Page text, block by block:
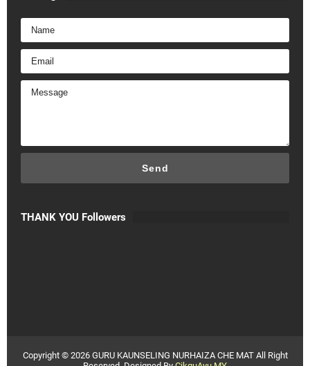
THANK YOU Followers
Copyright © 2026 GURU KAUNSELING NURHAIZA CHE MAT All Right